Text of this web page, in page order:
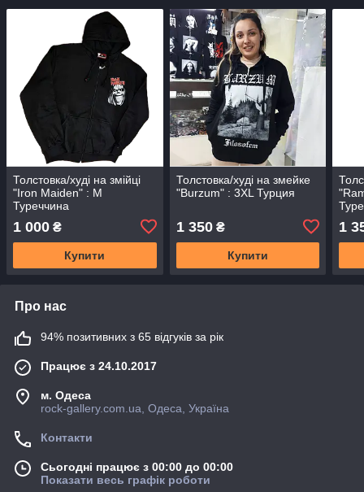
Толстовка/худi на змійці
"Iron Maiden" : M
Туреччина
1 000 ₴
Купити
Толстовка/худi на змейке
"Burzum" : 3XL Турция
1 350₴
Купити
1
Про нас
94% позитивних з 65 відгуків за рік
Працює з 24.10.2017
м. Одеса
rock-gallery.com.ua, Одеса, Україна
Контакти
Сьогодні працює з 00:00 до 00:00
Показати весь графік роботи